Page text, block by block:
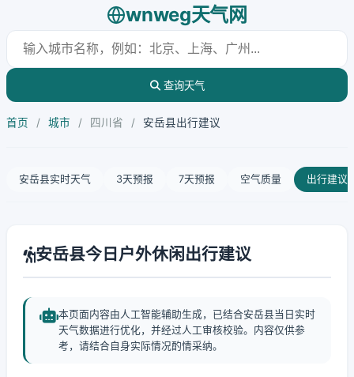
wnweg天气网
查询天气
首页 / 城市 / 四川省 / 安岳县出行建议
安岳县实时天气 3天预报 7天预报 空气质量 出行建议
安岳县今日户外休闲出行建议
本页面内容由人工智能辅助生成，已结合安岳县当日实时
天气数据进行优化，并经过人工审核校验。内容仅供参
考，请结合自身实际情况酌情采纳。